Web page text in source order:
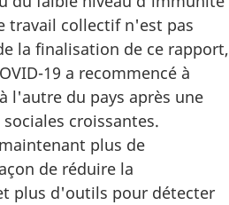
travail collectif n'est pas
la finalisation de ce rapport,
19 a recommencé à
l'autre du pays après une
croissantes.
plus de
de réduire la
plus d'outils pour détecter